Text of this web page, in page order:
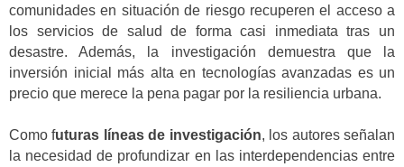
comunidades en situación de riesgo recuperen el acceso a
los servicios de salud de forma casi inmediata tras un
desastre. Además, la investigación demuestra que la
inversión inicial más alta en tecnologías avanzadas es un
precio que merece la pena pagar por la resiliencia urbana.
Como futuras líneas de investigación, los autores señalan
la necesidad de profundizar en las interdependencias entre